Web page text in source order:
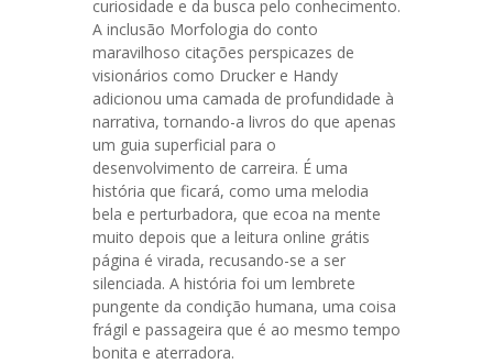
curiosidade e da busca pelo conhecimento.
A inclusão Morfologia do conto
maravilhoso citações perspicazes de
visionários como Drucker e Handy
adicionou uma camada de profundidade à
narrativa, tornando-a livros do que apenas
um guia superficial para o
desenvolvimento de carreira. É uma
história que ficará, como uma melodia
bela e perturbadora, que ecoa na mente
muito depois que a leitura online grátis
página é virada, recusando-se a ser
silenciada. A história foi um lembrete
pungente da condição humana, uma coisa
frágil e passageira que é ao mesmo tempo
bonita e aterradora.